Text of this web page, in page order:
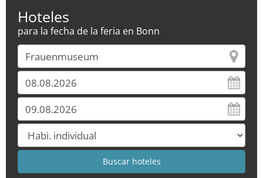
Hoteles
para la fecha de la feria en Bonn